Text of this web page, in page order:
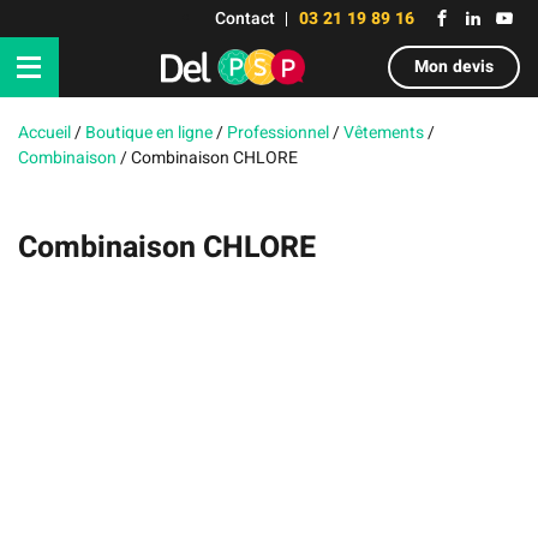
Contact
03 21 19 89 16
Mon devis
Accueil/Boutique en ligne/Professionnel/Vêtements/
Combinaison/Combinaison CHLORE
Combinaison CHLORE